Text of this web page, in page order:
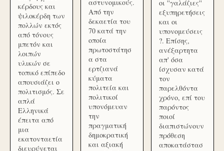
κέρδους και
ψιλοκέρδη των
πολλών εκτός
από τόνους
μπετόν και
λοιπών
υλικών σε
τοπικό επίπεδο
απουσιάζει ο
πολιτισμός. Σε
απλά
Ελληνικά
έπειτα από
μια
εκατονταετία
διευρύνεται
αστυνομικούς.
Από την
δεκαετία του
70 κατά την
οποία
πρωτοστάτησ
α στα
ερτζιανά
κύματα
πολιτεία και
πολιτικοί
υπονόμευαν
την
πραγματική
δημοκρατική
και αξιακή
οι ''γαλάζιες''
εξυπηρετήσεις
και οι
υπονομεύσεις
?. Επίσης,
ανέξαρτητα
απ' όσα
ίσχυσαν κατά
τον
παρελθόντα
χρόνο, επί του
παρόντος
ποιοί
διαπιστώνουν
πρόθεση
αποκατάστασ